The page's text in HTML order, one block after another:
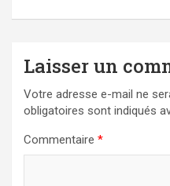
Laisser un
Votre adresse e-mail ne
obligatoires sont indiqués
Commentaire *